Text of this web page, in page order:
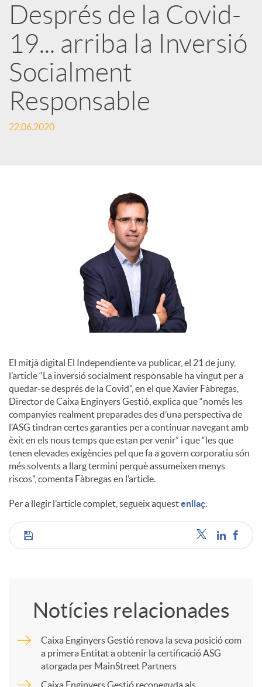
r
x
e
s
l
s
Després de la Covid-
19... arriba la Inversió
Socialment
Responsable
22.06.2020
El mitjà digital El Independiente va publicar, el 21 de juny,
l’article “La inversió socialment responsable ha vingut per a
quedar-se després de la Covid”, en el que Xavier Fàbregas,
Director de Caixa Enginyers Gestió, explica que “només les
companyies realment preparades des d’una perspectiva de
l’ASG tindran certes garanties per a continuar navegant amb
èxit en els nous temps que estan per venir” i que “les que
tenen elevades exigències pel que fa a govern corporatiu són
més solvents a llarg termini perquè assumeixen menys
riscos”, comenta Fàbregas en l’article.
Per a llegir l’article complet, segueix aquestenllaç.
C
m
Notícies relacionades
Caixa Enginyers Gestió renova la seva posició com
a primera Entitat a obtenir la certificació ASG
atorgada per MainStreet Partners
Caixa Enginyers Gestió reconeguda als